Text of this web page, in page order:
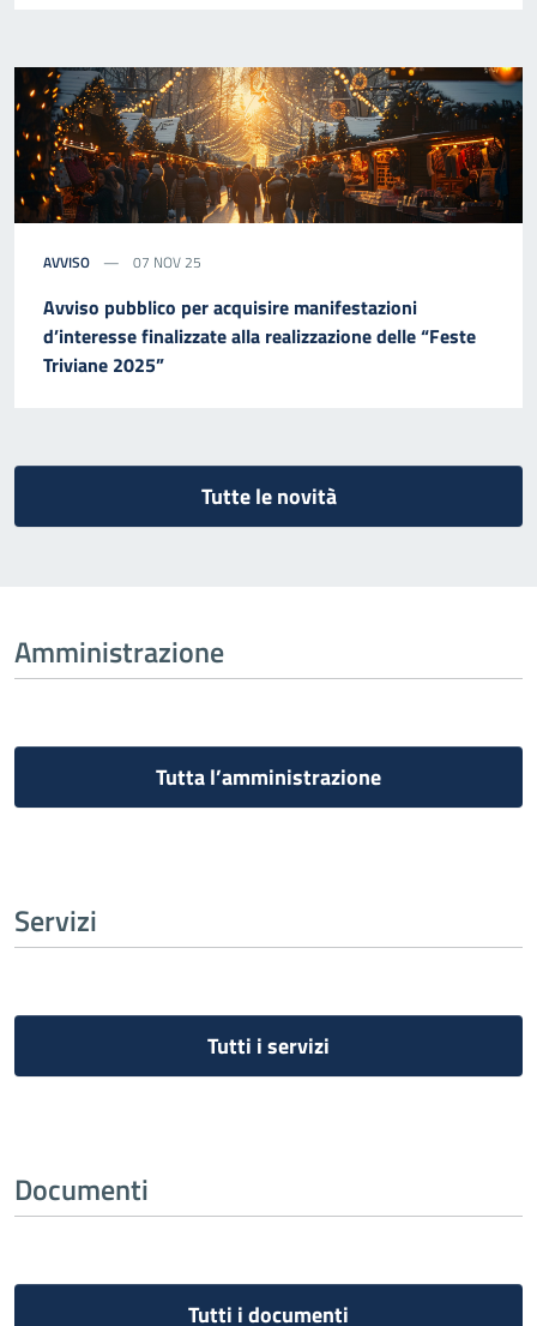
AVVISO 07 NOV 25
Avviso pubblico per acquisire manifestazioni
d’interesse finalizzate alla realizzazione delle “Feste
Triviane 2025”
Tutte le novità
Amministrazione
Tutta l’amministrazione
Servizi
Tutti i servizi
Documenti
Tutti i documenti